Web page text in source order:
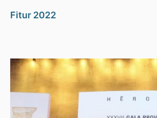
Fitur 2022